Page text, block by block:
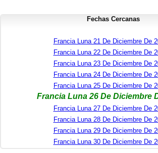
Fechas Cercanas
Francia Luna 21 De Diciembre De
Francia Luna 22 De Diciembre De
Francia Luna 23 De Diciembre De
Francia Luna 24 De Diciembre De
Francia Luna 25 De Diciembre De
Francia Luna 26 De Diciembre
Francia Luna 27 De Diciembre De
Francia Luna 28 De Diciembre De
Francia Luna 29 De Diciembre De
Francia Luna 30 De Diciembre De